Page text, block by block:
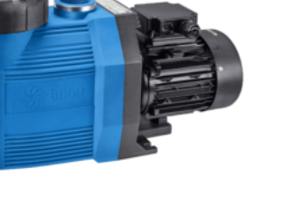
rendszerekhez telepíthető max. 5gr/l
szűrőrendszeren keresztül. A szivattyú
2 m-el a vízszint felett, vagy max. 3 m-el
fedél - Sósvizes (elektrolizis)
telepíthető max. 5gr/l só koncetrációig